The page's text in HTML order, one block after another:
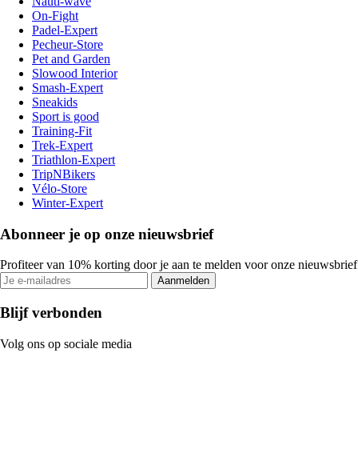
On-Fight
Padel-Expert
Pecheur-Store
Pet and Garden
Slowood Interior
Smash-Expert
Sneakids
Sport is good
Training-Fit
Trek-Expert
Triathlon-Expert
TripNBikers
Vélo-Store
Winter-Expert
Abonneer je op onze nieuwsbrief
Profiteer van 10% korting door je aan te melden voor onze nieuwsbrief
Aanmelden
Blijf verbonden
Volg ons op sociale media